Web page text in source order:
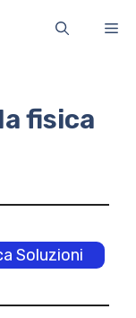
fisica
Soluzioni